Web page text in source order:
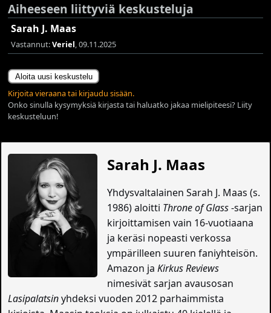
Aiheeseen liittyviä keskusteluja
Sarah J. Maas
Vastannut:Veriel, 09.11.2025
Aloita uusi keskustelu
Kirjoita vieraana tai kirjaudu sisään.
Onko sinulla kysymyksiä kirjasta tai haluatko jakaa mielipiteesi? Liity
keskusteluun!
Sarah J. Maas
Yhdysvaltalainen Sarah J. Maas (s.
1986) aloitti Throne of Glass-sarjan
kirjoittamisen vain 16-vuotiaana
ja keräsi nopeasti verkossa
ympärilleen suuren faniyhteisön.
Amazon ja Kirkus Reviews
nimesivät sarjan avausosan
Lasipalatsinyhdeksi vuoden 2012 parhaimmista